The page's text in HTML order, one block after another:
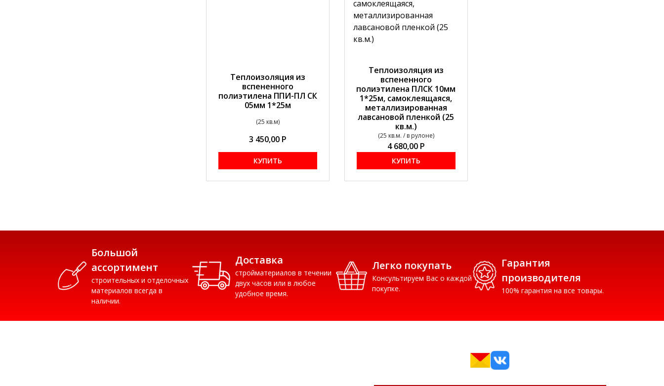
Теплоизоляция из
вспененного
полиэтилена ППИ-ПЛ СК
05мм 1*25м
(25 кв.м)
3 450,00 Р
КУПИТЬ
Теплоизоляция из
вспененного
полиэтилена ПЛСК 10мм
1*25м, самоклеящаяся,
металлизированная
лавсановой пленкой (25
кв.м.)
(25 кв.м. / в рулоне)
4 680,00 Р
КУПИТЬ
Большой
ассортимент
строительных и отделочных
материалов всегда в
наличии.
Доставка
стройматериалов в течении
двух часов или в любое
удобное время.
Легко покупать
Консультируем Вас о каждой
покупке.
Гарантия
производителя
100% гарантия на все товары.